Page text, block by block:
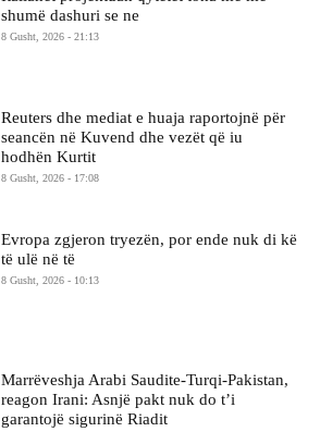
shumë dashuri se ne
8 Gusht, 2026 - 21:13
Reuters dhe mediat e huaja raportojnë për
seancën në Kuvend dhe vezët që iu
hodhën Kurtit
8 Gusht, 2026 - 17:08
Evropa zgjeron tryezën, por ende nuk di kë
të ulë në të
8 Gusht, 2026 - 10:13
Marrëveshja Arabi Saudite-Turqi-Pakistan,
reagon Irani: Asnjë pakt nuk do t’i
garantojë sigurinë Riadit